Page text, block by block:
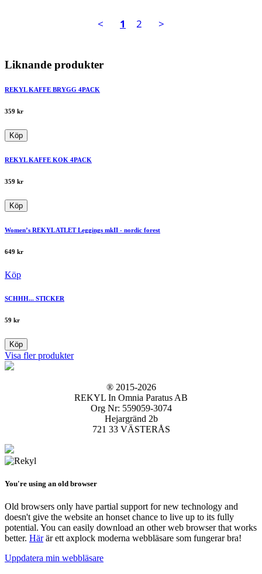
< 1 2 >
Liknande produkter
REKYL KAFFE BRYGG 4PACK
359 kr
Köp
REKYL KAFFE KOK 4PACK
359 kr
Köp
Women’s REKYL ATLET Leggings mkII - nordic forest
649 kr
Köp
SCHHH... STICKER
59 kr
Köp
Visa fler produkter
® 2015-2026
REKYL In Omnia Paratus AB
Org Nr: 559059-3074
Hejargränd 2b
721 33 VÄSTERÅS
You're using an old browser
Old browsers only have partial support for new technology and
doesn't give the website an honset chance to live up to its fully
potential. You can easily download an other web browser that works
better. Härär ett axplock moderna webbläsare som fungerar bra!
Uppdatera min webbläsare